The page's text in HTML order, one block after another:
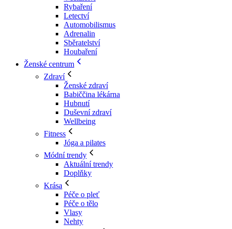
Rybaření
Letectví
Automobilismus
Adrenalin
Sběratelství
Houbaření
Ženské centrum
Zdraví
Ženské zdraví
Babiččina lékárna
Hubnutí
Duševní zdraví
Wellbeing
Fitness
Jóga a pilates
Módní trendy
Aktuální trendy
Doplňky
Krása
Péče o pleť
Péče o tělo
Vlasy
Nehty